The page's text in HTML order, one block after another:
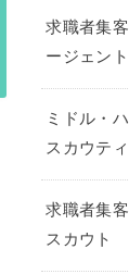
求職者集
ージェン
ミドル・
スカウテ
求職者集
スカウト